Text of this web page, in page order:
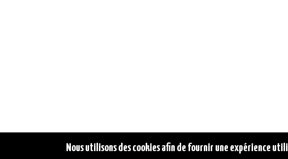
Nous utilisons des cookies afin de fournir une expérience